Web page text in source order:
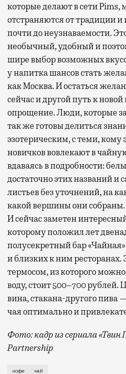
которые делают в сети Pims,
отстраняются от традиции
почти до неузнаваемости.
необычный, удобный и
шире выбор возможных
у напитка шансов стать
как Москва. И остаться
сейчас и другой путь к
опрощение. Люди, которые
так же готовы делиться
эзотерическим, с теми, кому
новичков вовлекают в
вдаваясь в подробности:
достаточно этих названий и
листьев без уточнений, на
какой вершины они собраны.
И сейчас заметен
которому положил лет
полусекретный бар
и близких к ним
термосом, из которого
воду, стоит 500–700 рублей.
вина, стакана-другого пива
чая оптимально и
Фото: кадр из сериала «Твин
Partnership
С тех пор как в 1679 году
кофе чай